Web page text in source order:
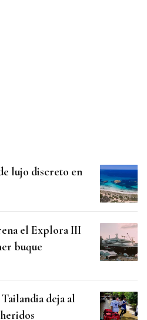
lujo discreto en
el Explora III
buque
deja al